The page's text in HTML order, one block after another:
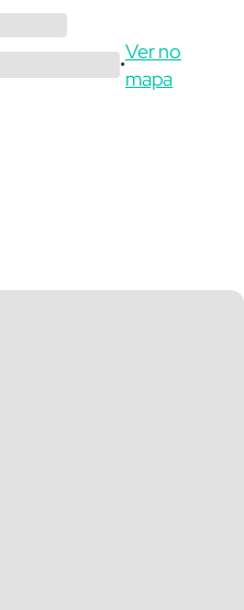
•
Ver no
mapa